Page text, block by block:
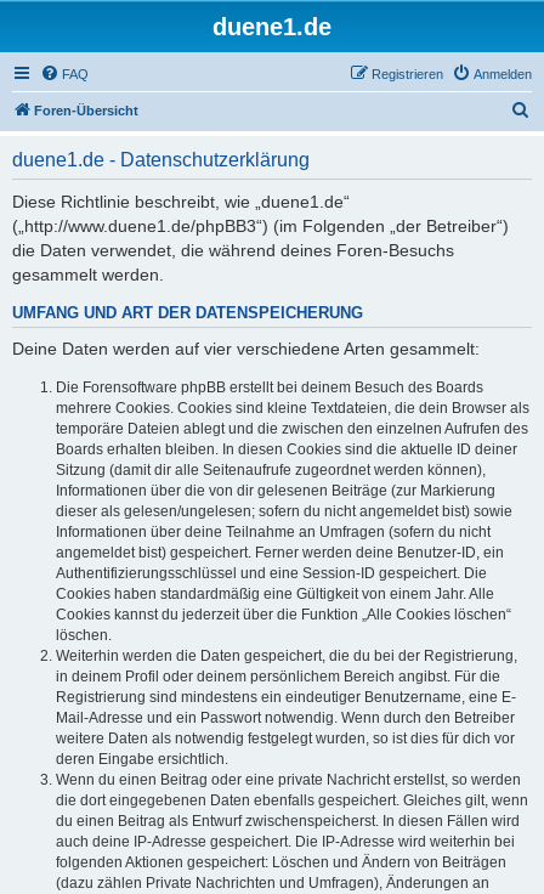
duene1.de
FAQ Anmelden
Registrieren
Foren-Übersicht
duene1.de - Datenschutzerklärung
Diese Richtlinie beschreibt, wie „duene1.de“
(„http://www.duene1.de/phpBB3“) (im Folgenden „der Betreiber“)
die Daten verwendet, die während deines Foren-Besuchs
gesammelt werden.
UMFANG UND ART DER DATENSPEICHERUNG
Deine Daten werden auf vier verschiedene Arten gesammelt:
Die Forensoftware phpBB erstellt bei deinem Besuch des Boards
mehrere Cookies. Cookies sind kleine Textdateien, die dein Browser als
temporäre Dateien ablegt und die zwischen den einzelnen Aufrufen des
Boards erhalten bleiben. In diesen Cookies sind die aktuelle ID deiner
Sitzung (damit dir alle Seitenaufrufe zugeordnet werden können),
Informationen über die von dir gelesenen Beiträge (zur Markierung
dieser als gelesen/ungelesen; sofern du nicht angemeldet bist) sowie
Informationen über deine Teilnahme an Umfragen (sofern du nicht
angemeldet bist) gespeichert. Ferner werden deine Benutzer-ID, ein
Authentifizierungsschlüssel und eine Session-ID gespeichert. Die
Cookies haben standardmäßig eine Gültigkeit von einem Jahr. Alle
Cookies kannst du jederzeit über die Funktion „Alle Cookies löschen“
löschen.
Weiterhin werden die Daten gespeichert, die du bei der Registrierung,
in deinem Profil oder deinem persönlichem Bereich angibst. Für die
Registrierung sind mindestens ein eindeutiger Benutzername, eine E-
Mail-Adresse und ein Passwort notwendig. Wenn durch den Betreiber
weitere Daten als notwendig festgelegt wurden, so ist dies für dich vor
deren Eingabe ersichtlich.
Wenn du einen Beitrag oder eine private Nachricht erstellst, so werden
die dort eingegebenen Daten ebenfalls gespeichert. Gleiches gilt, wenn
du einen Beitrag als Entwurf zwischenspeicherst. In diesen Fällen wird
auch deine IP-Adresse gespeichert. Die IP-Adresse wird weiterhin bei
folgenden Aktionen gespeichert: Löschen und Ändern von Beiträgen
(dazu zählen Private Nachrichten und Umfragen), Änderungen an